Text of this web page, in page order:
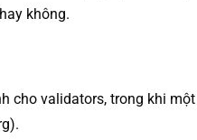
không.
validators, trong khi